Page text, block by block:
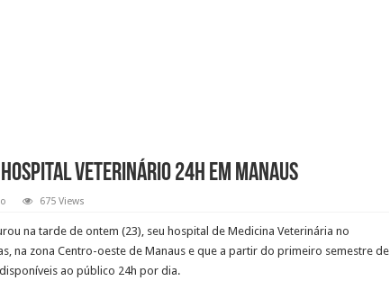
veterinário 24h em Manaus
675 Views
na tarde de ontem (23), seu hospital de Medicina Veterinária no
na zona Centro-oeste de Manaus e que a partir do primeiro semestre de
ao público 24h por dia.